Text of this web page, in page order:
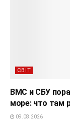
СВІТ
ВМС и СБУ
море: что там
09.08.2026